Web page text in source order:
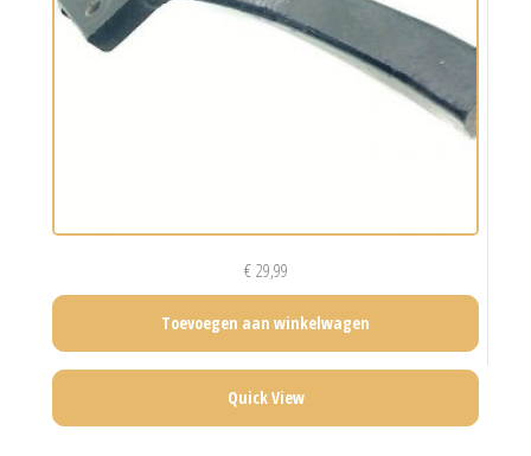
€29,99
Toevoegen aan winkelwagen
Quick View